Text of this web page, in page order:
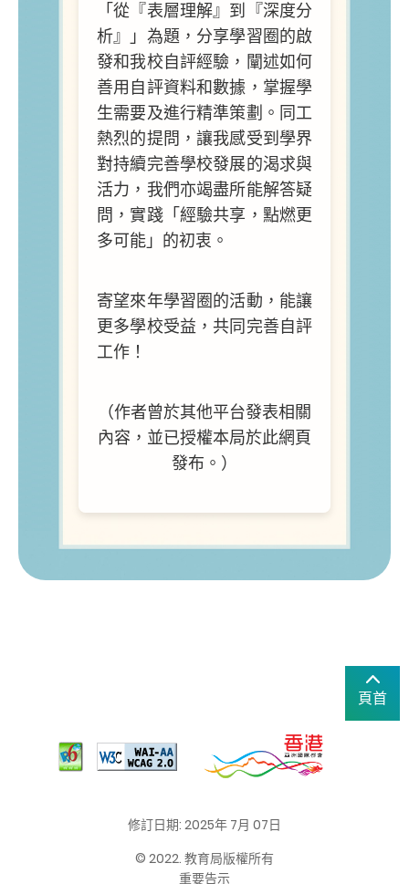
「從『表層理解』到『深度分
析』」為題，分享學習圈的啟
發和我校自評經驗，闡述如何
善用自評資料和數據，掌握學
生需要及進行精準策劃。同工
熱烈的提問，讓我感受到學界
對持續完善學校發展的渴求與
活力，我們亦竭盡所能解答疑
問，實踐「經驗共享，點燃更
多可能」的初衷。
寄望來年學習圈的活動，能讓
更多學校受益，共同完善自評
工作！
（作者曾於其他平台發表相關
內容，並已授權本局於此網頁
發布。）
頁首
修訂日期: 2025年 7月 07日
© 2022. 教育局版權所有
重要告示